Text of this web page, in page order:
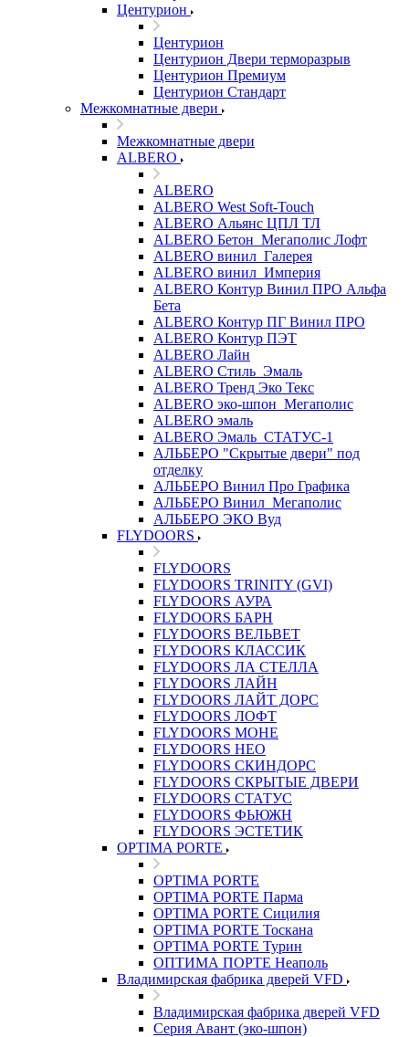
Центурион
Центурион
Центурион Двери терморазрыв
Центурион Премиум
Центурион Стандарт
Межкомнатные двери
Межкомнатные двери
ALBERO
ALBERO
ALBERO West Soft-Touch
ALBERO Альянс ЦПЛ ТЛ
ALBERO Бетон_Мегаполис Лофт
ALBERO винил_Галерея
ALBERO винил_Империя
ALBERO Контур Винил ПРО Альфа
Бета
ALBERO Контур ПГ Винил ПРО
ALBERO Контур ПЭТ
ALBERO Лайн
ALBERO Стиль_Эмаль
ALBERO Тренд Эко Текс
ALBERO эко-шпон_Мегаполис
ALBERO эмаль
ALBERO Эмаль_СТАТУС-1
АЛЬБЕРО "Скрытые двери" под
отделку
АЛЬБЕРО Винил Про Графика
АЛЬБЕРО Винил_Мегаполис
АЛЬБЕРО ЭКО Вуд
FLYDOORS
FLYDOORS
FLYDOORS TRINITY (GVI)
FLYDOORS АУРА
FLYDOORS БАРН
FLYDOORS ВЕЛЬВЕТ
FLYDOORS КЛАССИК
FLYDOORS ЛА СТЕЛЛА
FLYDOORS ЛАЙН
FLYDOORS ЛАЙТ ДОРС
FLYDOORS ЛОФТ
FLYDOORS МОНЕ
FLYDOORS НЕО
FLYDOORS СКИНДОРС
FLYDOORS СКРЫТЫЕ ДВЕРИ
FLYDOORS СТАТУС
FLYDOORS ФЬЮЖН
FLYDOORS ЭСТЕТИК
OPTIMA PORTE
OPTIMA PORTE
OPTIMA PORTE Парма
OPTIMA PORTE Сицилия
OPTIMA PORTE Тоскана
OPTIMA PORTE Турин
ОПТИМА ПОРТЕ Неаполь
Владимирская фабрика дверей VFD
Владимирская фабрика дверей VFD
Серия Авант (эко-шпон)